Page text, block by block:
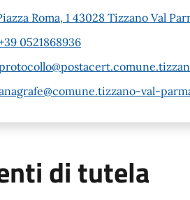
Roma, 1 43028 Tizzano Val
0521868936
val-
di tutela